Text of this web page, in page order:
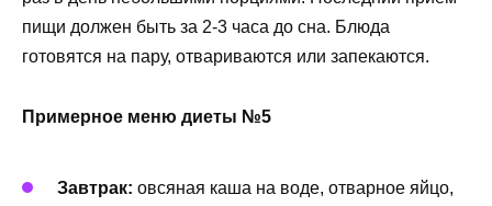
пищи должен быть за 2-3 часа до сна. Блюда
готовятся на пару, отвариваются или запекаются.
Примерное меню диеты №5
Завтрак: овсяная каша на воде, отварное яйцо,